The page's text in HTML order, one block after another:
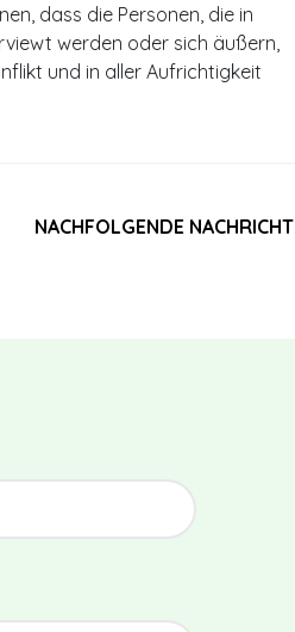
dass die Personen, die in
werden oder sich äußern,
und in aller Aufrichtigkeit
NACHFOLGENDE NACHRICHT